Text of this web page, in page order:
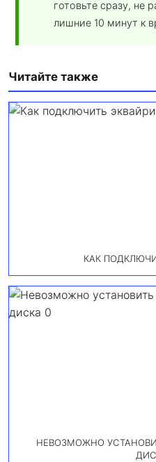
готовьте сразу, не
лишние 10 минут к
Читайте также
КАК
НЕВОЗМОЖНО